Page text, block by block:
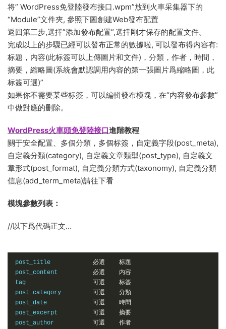
将” WordPress免登陸發布接口.wpm”放到火車采集器下的
“Module”文件夾, 參照下圖創建Web發布配置
返回第三步,選擇”添加發布配置”,選擇剛才保存的配置文件。
完成以上的步驟已經可以發布正常的數據啦, 可以發布得内容有:
标題，内容(此标簽可以上傳圖片和文件)，分類，作者，時間，
摘要，縮略圖(系統會默認調用内容的第一張圖片爲縮略圖，此
标簽可選)”
如果你不需要某些标簽，可以編輯發布模塊，在“内容發布參數”
中做對應的删除。
WordPress火車頭免登陸接口進階教程
關于安全配置、多個分類，多個标簽，自定義字段(post_meta),
自定義分類(category), 自定義文章類型(post_type), 自定義文
章形式(post_format), 自定義分類方式(taxonomy), 自定義分類
信息(add_term_meta)請往下看
模塊參數列表：
//以下爲代碼正文…
post_title 必選
标題
post_content 必選
内容
tag
可選
标簽
post_category
可選
分類
post_date
可選
時間
post_excerpt
可選
摘要
post_author
可選
作者